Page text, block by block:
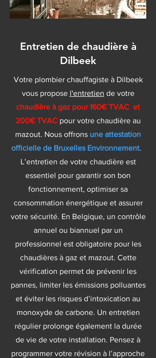
Entretien de chaudière à
Dilbeek
Votre plombier chauffagiste à Dilbeek
vous propose l'entretien de votre
chaudière à gaz pour 160€ TVAC et
200€ TVACpour votre chaudière au
mazout. Nous offrons une attestation
officielle de Bruxelles Environnement.
L’entretien de votre chaudière est
essentiel pour garantir son bon
fonctionnement, optimiser sa
consommation énergétique et assurer
votre sécurité. En Belgique, un contrôle
annuel ou biannuel par un
professionnel est obligatoire pour les
chaudières à gaz et mazout. Cette
vérification permet de prévenir les
pannes, limiter les émissions polluantes
et éviter les risques d’intoxication au
monoxyde de carbone. Un entretien
régulier prolonge également la durée
de vie de votre installation. Pensez à
programmer votre révision à l’approche